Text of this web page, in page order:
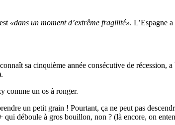
«dans un moment d’extrême fragilité». L’Espagne
sa cinquième année consécutive de récession,
comme un os à ronger.
un petit grain ! Pourtant, ça ne peut pas
déboule à gros bouillon, non ? (là encore, on